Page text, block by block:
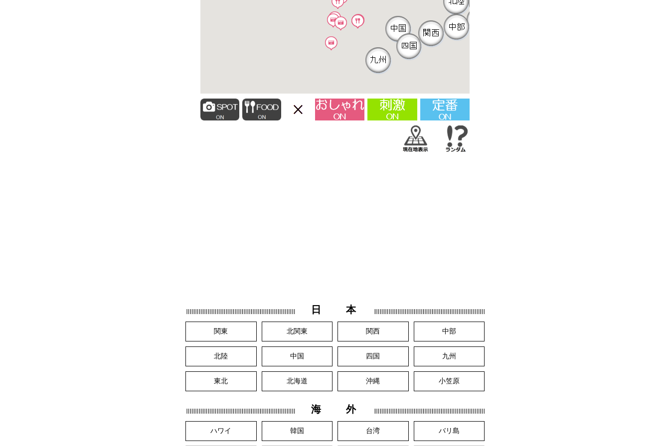
日 本
関東 北関東 関西 中部
北陸 中国 四国 九州
東北 北海道 沖縄 小笠原
海 外
ハワイ 韓国 台湾 バリ島